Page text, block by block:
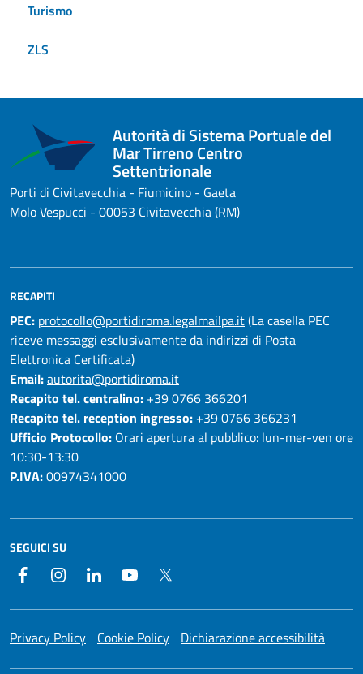
Turismo
ZLS
Autorità di Sistema Portuale del
Mar Tirreno Centro
Settentrionale
Porti di Civitavecchia - Fiumicino - Gaeta
Molo Vespucci - 00053 Civitavecchia (RM)
RECAPITI
PEC: protocollo@portidiroma.legalmailpa.it(La casella PEC
riceve messaggi esclusivamente da indirizzi di Posta
Elettronica Certificata)
Email:autorita@portidiroma.it
Recapito tel. centralino: +39 0766 366201
Recapito tel. reception ingresso: +39 0766 366231
Ufficio Protocollo: Orari apertura al pubblico: lun-mer-ven ore
10:30-13:30
P.IVA:00974341000
SEGUICI SU
Facebook InstagramLinkedIn YouTube
Privacy Policy Cookie Policy Dichiarazione accessibilità